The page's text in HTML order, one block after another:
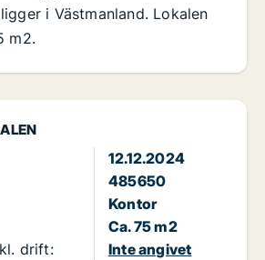
12.12.2024
485650
Kontor
Ca. 75 m2
drift:
Inte angivet
i Västmanland. Lokalen
m2.